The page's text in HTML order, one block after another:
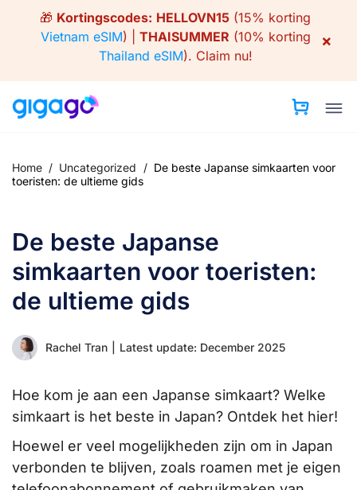
🎁 Kortingscodes: HELLOVN15 (15% korting
Vietnam eSIM) | THAISUMMER (10% korting
Thailand eSIM). Claim nu!
×
Home / Uncategorized / De beste Japanse simkaarten voor
toeristen: de ultieme gids
De beste Japanse
simkaarten voor toeristen:
de ultieme gids
Rachel Tran Latest update: December 2025
Hoe kom je aan een Japanse simkaart? Welke
simkaart is het beste in Japan? Ontdek het hier!
Hoewel er veel mogelijkheden zijn om in Japan
verbonden te blijven, zoals roamen met je eigen